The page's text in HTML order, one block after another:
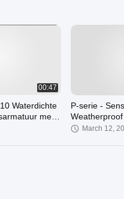
00:47
Waterdichte
met
P-serie -
Weatherproof
IP65March 12,